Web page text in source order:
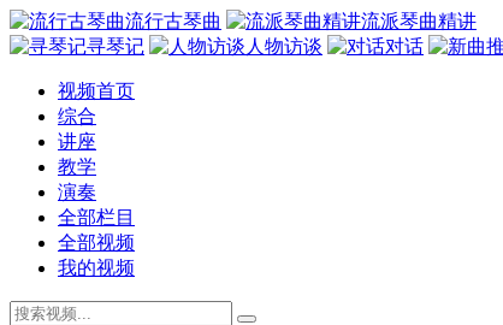
流行古琴曲
流派琴曲精讲
寻琴记
人物访谈 对话
视频首页
综合
讲座
教学
演奏
全部栏目
全部视频
我的视频